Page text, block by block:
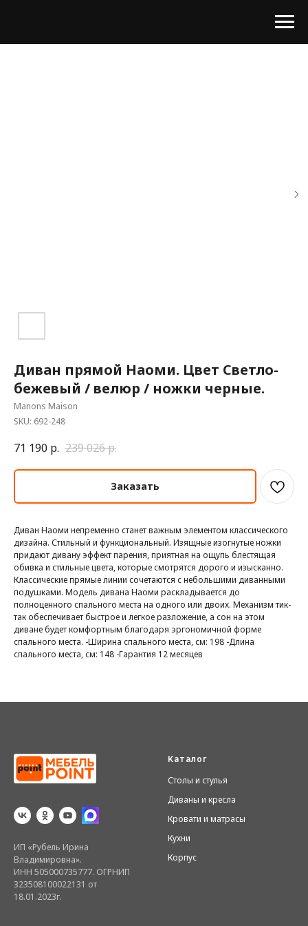
Диван прямой Наоми. Цвет Светло-
бежевый / велюр / ножки черные.
Manons Maison
SKU: 692-248
71 190 р. 239 026р.
Заказать
Диван Наоми непременно станет важным элементом классического
дизайна. Стильный и функциональный. Изящные изогнутые ножки
придают дивану эффект парения, приятная на ощупь блестящая
обивка и стильные цвета, которые смотрятся дорого и изысканно.
Классические прямые линии сочетаются с небольшими диванными
подушками. Модель дивана Наоми раскладывается до
полноценного спального места на одного или двоих. Механизм тик-
так обеспечивает быстрое и легкое разложение, а сон на этом
диване будет комфортным благодаря эргономичной форме
спального места. -Ширина спального места, см: 198 -Длина
спального места, см: 148 -Гарантия 12 месяцев
ИП «Рубель Ирина
Владимировна».
ИНН 505000735777. ОГРНИП
323508100022131 от
18.01.2023г.
Каталог
Столы и стулья
Диваны и кресла
Кровати и матрасы
Кухни
Корпус